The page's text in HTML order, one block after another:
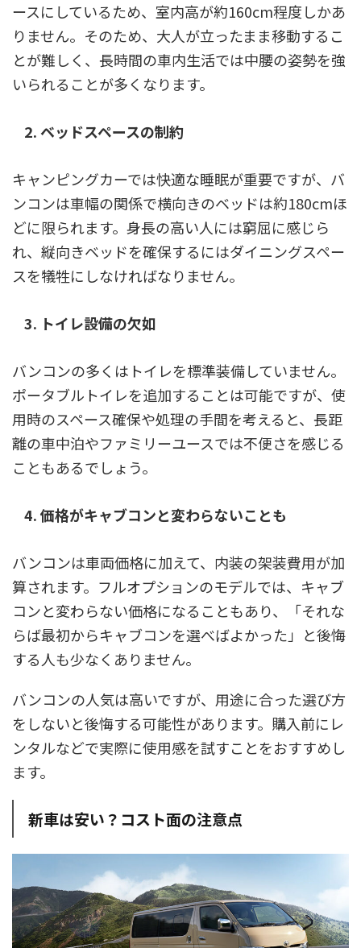
ースにしているため、室内高が約160cm程度しかあ
りません。そのため、大人が立ったまま移動するこ
とが難しく、長時間の車内生活では中腰の姿勢を強
いられることが多くなります。
2. ベッドスペースの制約
キャンピングカーでは快適な睡眠が重要ですが、バ
ンコンは車幅の関係で横向きのベッドは約180cmほ
どに限られます。身長の高い人には窮屈に感じら
れ、縦向きベッドを確保するにはダイニングスペー
スを犠牲にしなければなりません。
3. トイレ設備の欠如
バンコンの多くはトイレを標準装備していません。
ポータブルトイレを追加することは可能ですが、使
用時のスペース確保や処理の手間を考えると、長距
離の車中泊やファミリーユースでは不便さを感じる
こともあるでしょう。
4. 価格がキャブコンと変わらないことも
バンコンは車両価格に加えて、内装の架装費用が加
算されます。フルオプションのモデルでは、キャブ
コンと変わらない価格になることもあり、「それな
らば最初からキャブコンを選べばよかった」と後悔
する人も少なくありません。
バンコンの人気は高いですが、用途に合った選び方
をしないと後悔する可能性があります。購入前にレ
ンタルなどで実際に使用感を試すことをおすすめし
ます。
新車は安い？コスト面の注意点